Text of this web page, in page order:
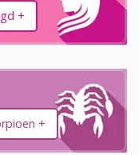
+
+